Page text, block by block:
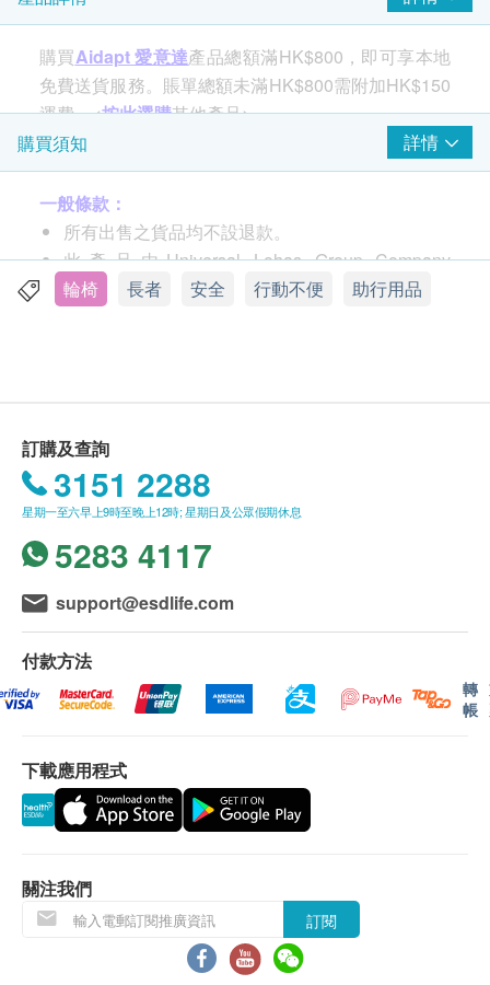
購買Aidapt 愛意達產品總額滿HK$800，即可享本地
免費送貨服務。賬單總額未滿HK$800需附加HK$150
運費。<按此選購其他產品>
產品規格：
座椅高度：490毫米
座位寬度：410毫米
座椅深度：365毫米
總高度：840毫米
外形尺寸：840x270x850毫米
前輪直徑：152毫米
後輪直徑：370毫米
淨重：11.7公斤
盒子尺寸：850x280x880毫米
重量限制：110公斤
購買須知 詳情
一般條款：
所有出售之貨品均不設退款。
此產品由Universal Lohas Group Company
Limited 提供。
購買Aidapt 愛意達 產品總額滿HK$800，即可享本
地免費送貨服務。賬單總額未滿HK$800需附加
HK$50運費。
我們將於確定訂單後5-7個工作天內安排發貨。
不排除運送時間會因節日而有所影響。當八號烈風
訊號懸掛或黑色暴雨警告生效時，送貨服務時間將
會延遲。
所有訂單須視乎相關貨品的供應情況再作最後確
認。倘若生活易未能提供任何訂單上的貨品，生活
易有權拒絕接受該訂單，並且會於送貨前透過電話
保用：
貨品質量保證，於顧客收到產品當日起計，12個
退換條款：
當顧客收取已訂購之貨品時，有責任檢查貨品是否
有損毀情況，一經確認簽收，恕不接受退換。
輪椅 長者 安全 行動不便 助行用品
訂購及查詢
3151 2288
星期一至六早上9時至晚上12時; 星期日及公眾假期休息
5283 4117
support@esdlife.com
付款方法
轉
帳
下載應用程式
關注我們
訂閱